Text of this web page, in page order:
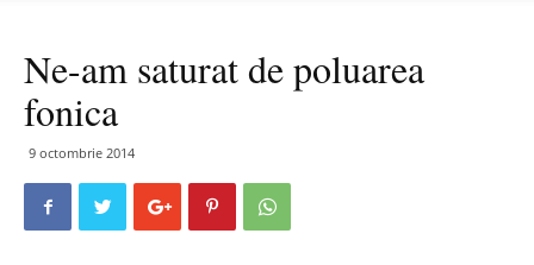
vorbește
Ne-am saturat de poluarea
fonica
9 octombrie 2014